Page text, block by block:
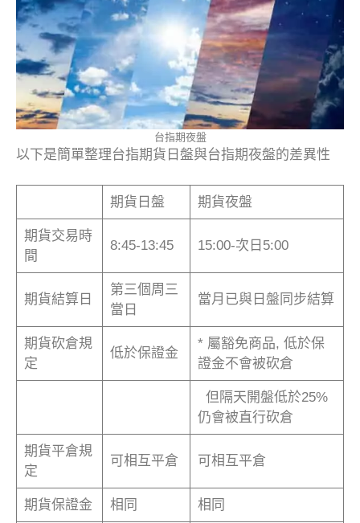
台指期夜盤
以下是簡單整理台指期貨日盤與台指期夜盤的差異性
期貨日盤 期貨夜盤
期貨交易時
間
8:45-13:45 15:00-次日5:00
期貨結算日
第三個周三
當日
當月已與日盤同步結算
期貨砍倉規
定
低於保證金
* 屬豁免商品, 低於保
證金不會被砍倉
但隔天開盤低於25%
仍會被直行砍倉
期貨平倉規
定
可相互平倉 可相互平倉
期貨保證金 相同 相同